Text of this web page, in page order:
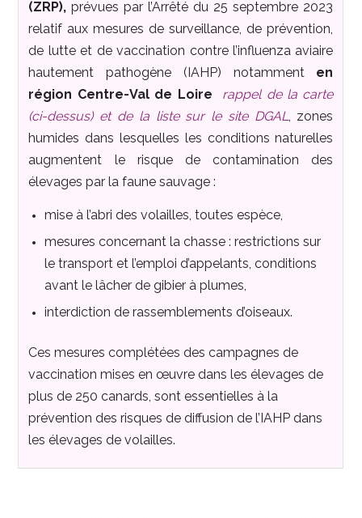
(ZRP),prévues par l’Arrêté du 25 septembre 2023
relatif aux mesures de surveillance, de prévention,
de lutte et de vaccination contre l’influenza aviaire
hautement pathogène (IAHP) notamment en
région Centre-Val de Loire rappel de la carte
(ci-dessus) et de la liste sur le site DGAL, zones
humides dans lesquelles les conditions naturelles
augmentent le risque de contamination des
élevages par la faune sauvage :
mise à l’abri des volailles, toutes espèce,
mesures concernant la chasse : restrictions sur
le transport et l’emploi d’appelants, conditions
avant le lâcher de gibier à plumes,
interdiction de rassemblements d’oiseaux.
Ces mesures complétées des campagnes de
vaccination mises en œuvre dans les élevages de
plus de 250 canards, sont essentielles à la
prévention des risques de diffusion de l’IAHP dans
les élevages de volailles.